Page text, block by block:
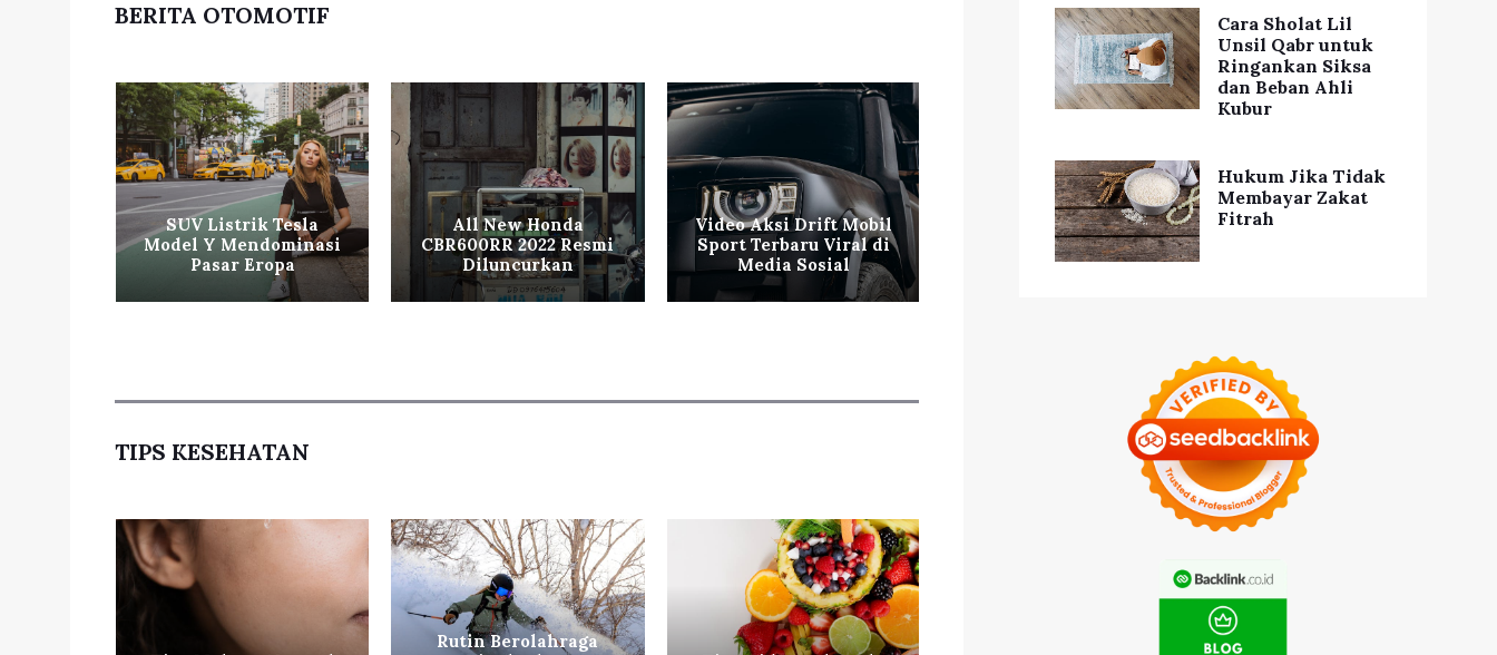
BERITA OTOMOTIF
SUV Listrik Tesla
Model Y Mendominasi
Pasar Eropa
All New Honda
CBR600RR 2022 Resmi
Diluncurkan
Video Aksi Drift Mobil
Sport Terbaru Viral di
Media Sosial
SUV Listrik Tesla
Model Y Mendominasi
Pasar Eropa
TIPS KESEHATAN
Rutin Berolahraga
Cara Sholat Lil
Unsil Qabr untuk
Ringankan Siksa
dan Beban Ahli
Kubur
Hukum Jika Tidak
Membayar Zakat
Fitrah